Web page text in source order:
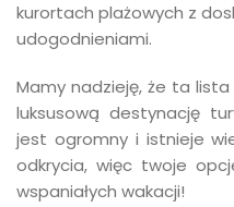
kurortach plażowych z
udogodnieniami.
Mamy nadzieję, że ta
luksusową destynację
jest ogromny i istnieje
odkrycia, więc twoje
wspaniałych wakacji!